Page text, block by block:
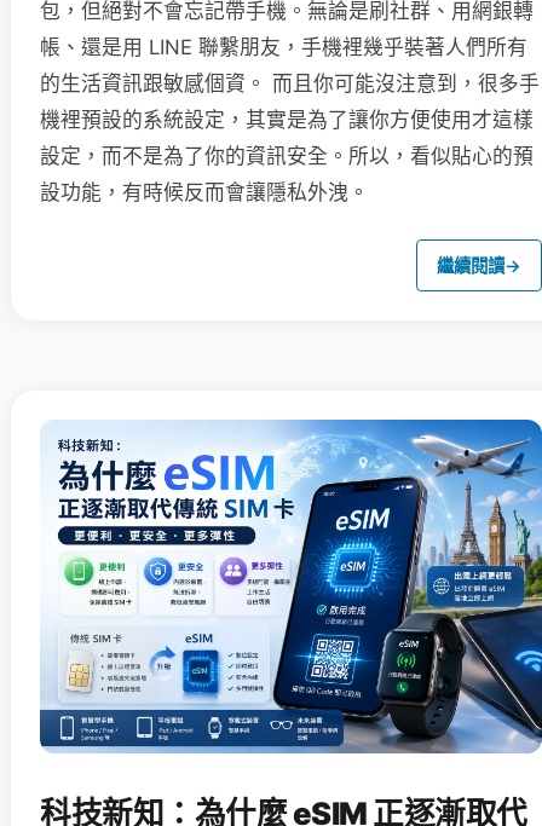
包，但絕對不會忘記帶手機。無論是刷社群、用網銀轉
帳、還是用 LINE 聯繫朋友，手機裡幾乎裝著人們所有
的生活資訊跟敏感個資。 而且你可能沒注意到，很多手
機裡預設的系統設定，其實是為了讓你方便使用才這樣
設定，而不是為了你的資訊安全。所以，看似貼心的預
設功能，有時候反而會讓隱私外洩。
繼續閱讀→
科技新知：為什麼 eSIM 正逐漸取代